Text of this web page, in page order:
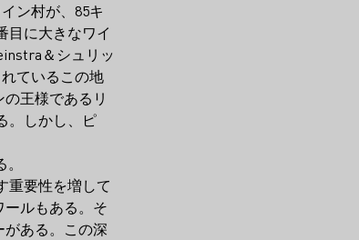
ン村が、85キ
目に大きなワイ
＆シュリッ
ているこの地
王様であるリ
。しかし、ピ
重要性を増して
ルもある。そ
ある。この深